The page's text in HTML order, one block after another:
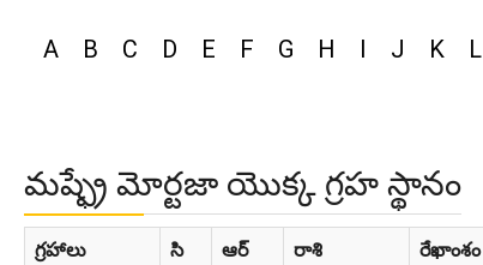
A B C D E F G H I J K L
మష్ఫ్రే మోర్టజా యొక్క గ్రహ స్థానం
గ్రహాలు సి ఆర్ రాశి రేఖాంశం